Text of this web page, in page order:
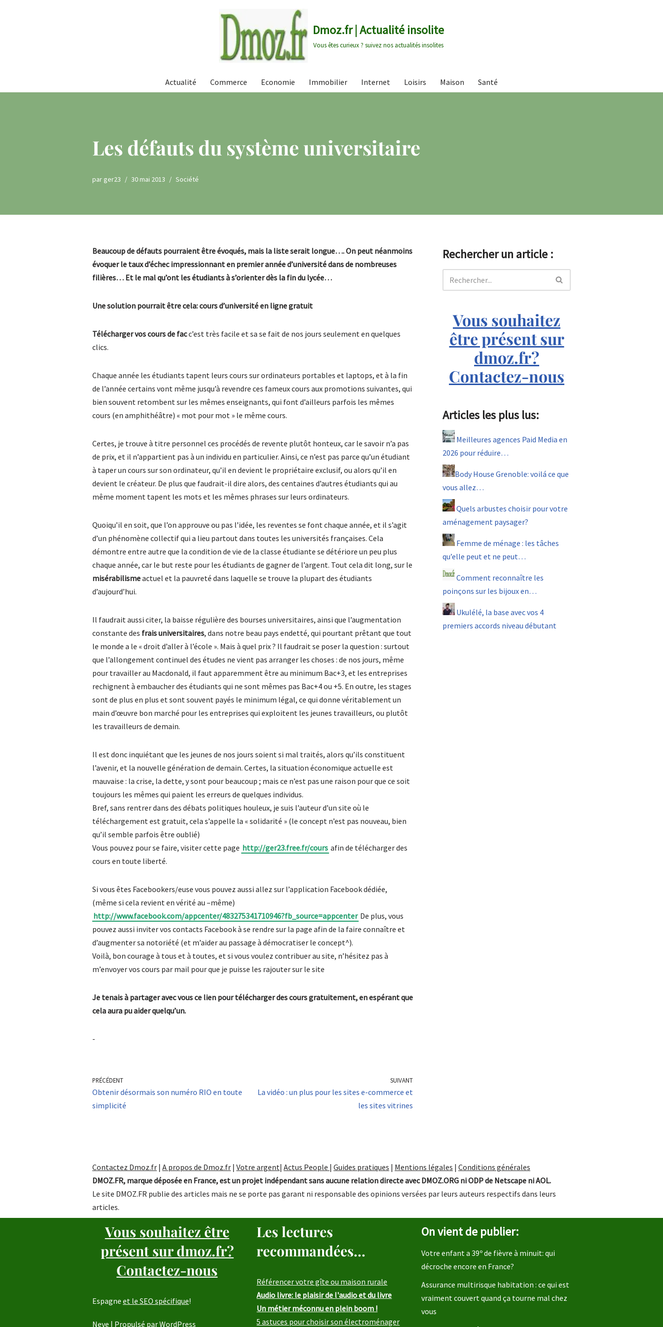
Dmoz.fr | Actualité insolite
Vous êtes curieux ? suivez nos actualités insolites
Actualité Commerce Economie Immobilier Internet Loisirs Maison Santé
Les défauts du système universitaire
par ger23 30 mai 2013 Société
Beaucoup de défauts pourraient être évoqués, mais la liste serait longue…. On peut néanmoins
évoquer le taux d’échec impressionnant en premier année d’université dans de nombreuses
filières… Et le mal qu’ont les étudiants à s’orienter dès la fin du lycée…
Une solution pourrait être cela:cours d’université en ligne gratuit
Télécharger vos cours de facc’est très facile et sa se fait de nos jours seulement en quelques
clics.
Chaque année les étudiants tapent leurs cours sur ordinateurs portables et laptops, et à la fin
de l’année certains vont même jusqu’à revendre ces fameux cours aux promotions suivantes, qui
bien souvent retombent sur les mêmes enseignants, qui font d’ailleurs parfois les mêmes
cours (en amphithéâtre) « mot pour mot » le même cours.
Certes, je trouve à titre personnel ces procédés de revente plutôt honteux, car le savoir n’a pas
de prix, et il n’appartient pas à un individu en particulier. Ainsi, ce n’est pas parce qu’un étudiant
à taper un cours sur son ordinateur, qu’il en devient le propriétaire exclusif, ou alors qu’il en
devient le créateur. De plus que faudrait-il dire alors, des centaines d’autres étudiants qui au
même moment tapent les mots et les mêmes phrases sur leurs ordinateurs.
Quoiqu’il en soit, que l’on approuve ou pas l’idée, les reventes se font chaque année, et il s’agit
d’un phénomène collectif qui a lieu partout dans toutes les universités françaises. Cela
démontre entre autre que la condition de vie de la classe étudiante se détériore un peu plus
chaque année, car le but reste pour les étudiants de gagner de l’argent. Tout cela dit long, sur le
misérabilismeactuel et la pauvreté dans laquelle se trouve la plupart des étudiants
d’aujourd’hui.
Il faudrait aussi citer, la baisse régulière des bourses universitaires, ainsi que l’augmentation
constante des frais universitaires, dans notre beau pays endetté, qui pourtant prêtant que tout
le monde a le « droit d’aller à l’école ». Mais à quel prix ? Il faudrait se poser la question : surtout
que l’allongement continuel des études ne vient pas arranger les choses : de nos jours, même
pour travailler au Macdonald, il faut apparemment être au minimum Bac+3, et les entreprises
rechignent à embaucher des étudiants qui ne sont mêmes pas Bac+4 ou +5. En outre, les stages
sont de plus en plus et sont souvent payés le minimum légal, ce qui donne véritablement un
main d’œuvre bon marché pour les entreprises qui exploitent les jeunes travailleurs, ou plutôt
les travailleurs de demain.
Il est donc inquiétant que les jeunes de nos jours soient si mal traités, alors qu’ils constituent
l’avenir, et la nouvelle génération de demain. Certes, la situation économique actuelle est
mauvaise : la crise, la dette, y sont pour beaucoup ; mais ce n’est pas une raison pour que ce soit
toujours les mêmes qui paient les erreurs de quelques individus.
Bref, sans rentrer dans des débats politiques houleux, je suis l’auteur d’un site où le
téléchargement est gratuit, cela s’appelle la « solidarité » (le concept n’est pas nouveau, bien
qu’il semble parfois être oublié)
Vous pouvez pour se faire, visiter cette page http://ger23.free.fr/cours afin de télécharger des
cours en toute liberté.
Si vous êtes Facebookers/euse vous pouvez aussi allez sur l’application Facebook dédiée,
(même si cela revient en vérité au –même)
http://www.facebook.com/appcenter/483275341710946?fb_source=appcenter De plus, vous
pouvez aussi inviter vos contacts Facebook à se rendre sur la page afin de la faire connaître et
d’augmenter sa notoriété (et m’aider au passage à démocratiser le concept^).
Voilà, bon courage à tous et à toutes, et si vous voulez contribuer au site, n’hésitez pas à
m’envoyer vos cours par mail pour que je puisse les rajouter sur le site
Je tenais à partager avec vous ce lien pour télécharger des cours gratuitement, en espérant que
cela aura pu aider quelqu’un.
-
PRÉCÉDENT
Obtenir désormais son numéro RIO en toute
simplicité
SUIVANT
La vidéo : un plus pour les sites e-commerce et
les sites vitrines
Rechercher un article :
Vous souhaitez
être présent sur
dmoz.fr?
Contactez-nous
Articles les plus lus:
Meilleures agences Paid Media en
2026 pour réduire…
Body House Grenoble: voilá ce que
vous allez…
Quels arbustes choisir pour votre
aménagement paysager?
Femme de ménage : les tâches
qu’elle peut et ne peut…
Comment reconnaître les
poinçons sur les bijoux en…
Ukulélé, la base avec vos 4
premiers accords niveau débutant
Contactez Dmoz.fr | A propos de Dmoz.fr | Votre argent| Actus People | Guides pratiques | Mentions légales | Conditions générales
DMOZ.FR, marque déposée en France, est un projet indépendant sans aucune relation directe avec DMOZ.ORG ni ODP de Netscape ni AOL.
Le site DMOZ.FR publie des articles mais ne se porte pas garant ni responsable des opinions versées par leurs auteurs respectifs dans leurs
articles.
Vous souhaitez être
présent sur dmoz.fr?
Contactez-nous
Espagne et le SEO spécifique!
Neve | Propulsé parWordPress
Les lectures
recommandées...
Référencer votre gîte ou maison rurale
Audio livre: le plaisir de l'audio et du livre
Un métier méconnu en plein boom !
5 astuces pour choisir son électroménager
On vient de publier:
Votre enfant a 39º de fièvre à minuit: qui
décroche encore en France?
Assurance multirisque habitation : ce qui est
vraiment couvert quand ça tourne mal chez
vous